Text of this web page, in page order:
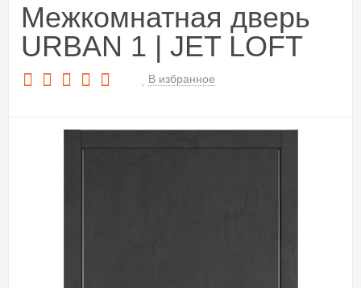
Межкомнатная дверь
URBAN 1 | JET LOFT
В избранное